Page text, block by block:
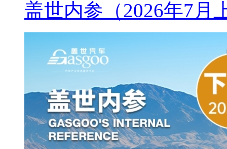
盖世内参（2026年7月